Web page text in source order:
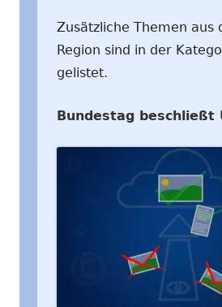
Zusätzliche Themen aus
Region sind in der
gelistet.
Bundestag beschließt